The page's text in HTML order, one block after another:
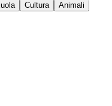
Cultura
Animali